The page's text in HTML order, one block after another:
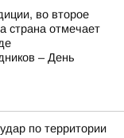
во второе
страна отмечает
– День
по территории